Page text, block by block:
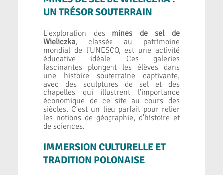
UN TRÉSOR SOUTERRAIN
L'exploration des mines de sel de
Wieliczka, classée au patrimoine
mondial de l'UNESCO, est une activité
éducative idéale. Ces galeries
fascinantes plongent les élèves dans
une histoire souterraine captivante,
avec des sculptures de sel et des
chapelles qui illustrent l'importance
économique de ce site au cours des
siècles. C'est un lieu parfait pour relier
les notions de géographie, d'histoire et
de sciences.
IMMERSION CULTURELLE ET
TRADITION POLONAISE